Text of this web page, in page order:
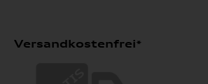
Versandkostenfrei*